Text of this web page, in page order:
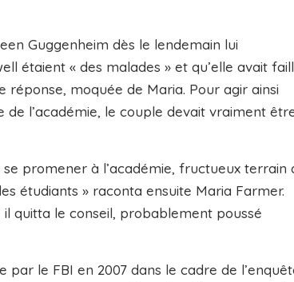
Guggenheim dès le lendemain lui
étaient « des malades » et qu’elle avait
réponse, moquée de Maria. Pour agir ainsi
l’académie, le couple devait vraiment
promener à l’académie, fructueux terrain
étudiants » raconta ensuite Maria Farmer.
il quitta le conseil, probablement poussé
le FBI en 2007 dans le cadre de